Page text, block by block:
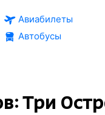
Авиабилеты
Автобусы
Три